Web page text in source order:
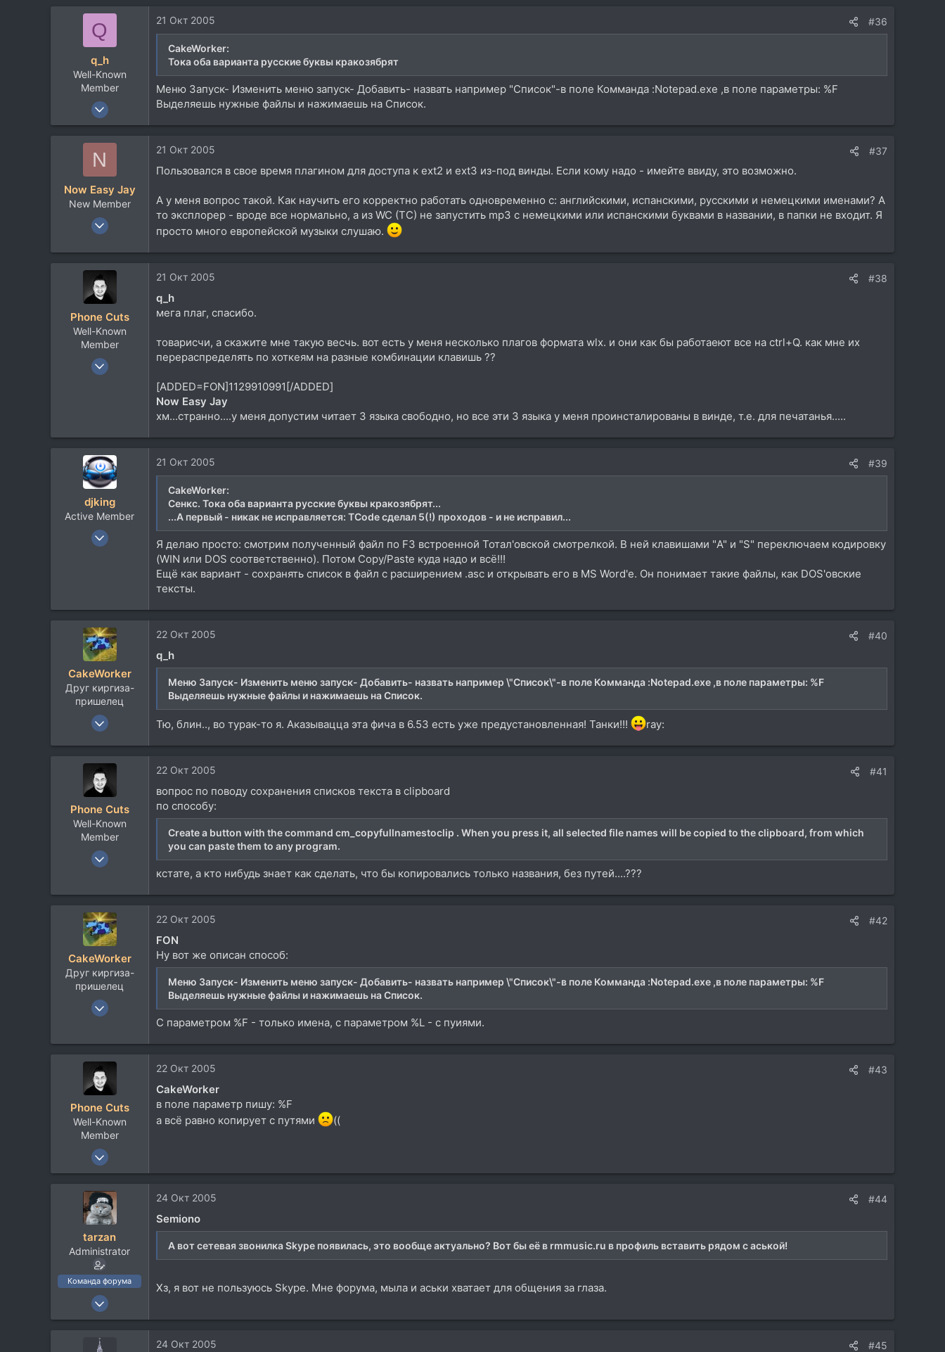
3.515
Москва
Q
q_h
Well-Known
Member
22 Июн 2004
4.189
1.946
21 Окт 2005 #36
CakeWorker:
Тока оба варианта русские буквы кракозябрят
Меню Запуск- Изменить меню запуск- Добавить- назвать например "Список"-в поле Комманда :Notepad.exe ,в поле параметры: %F
Выделяешь нужные файлы и нажимаешь на Список.
N
Now Easy Jay
New Member
6 Июн 2005
21 Окт 2005 #37
Пользовался в свое время плагином для доступа к ext2 и ext3 из-под винды. Если кому надо - имейте ввиду, это возможно.
А у меня вопрос такой. Как научить его корректно работать одновременно с: английскими, испанскими, русскими и немецкими именами? А
то эксплорер - вроде все нормально, а из WC (TC) не запустить mp3 с немецкими или испанскими буквами в названии, в папки не входит. Я
просто много европейской музыки слушаю.
Phone Cuts
Well-Known
Member
7 Сен 2004
21 Окт 2005 #38
q_h
мега плаг, спасибо.
товарисчи, а скажите мне такую весчь. вот есть у меня несколько плагов формата wlx. и они как бы работаеют все на ctrl+Q. как мне их
перераспределять по хоткеям на разные комбинации клавишь ??
[ADDED=FON]1129910991[/ADDED]
Now Easy Jay
хм...странно....у меня допустим читает 3 языка свободно, но все эти 3 языка у меня проинсталированы в винде, т.е. для печатанья.....
djking
Active Member
14 Ноя 2002
musportal.com.ua
21 Окт 2005 #39
CakeWorker:
Сенкс. Тока оба варианта русские буквы кракозябрят...
...А первый - никак не исправляется: TCode сделал 5(!) проходов - и не исправил...
Я делаю просто: смотрим полученный файл по F3 встроенной Тотал'овской смотрелкой. В ней клавишами "A" и "S" переключаем кодировку
(WIN или DOS соответственно). Потом Copy/Paste куда надо и всё!!!
Ещё как вариант - сохранять список в файл с расширением .asc и открывать его в MS Word'e. Он понимает такие файлы, как DOS'овские
тексты.
CakeWorker
Друг киргиза-
пришелец
10 Ноя 2002
5.947
Севера
22 Окт 2005 #40
q_h
Меню Запуск- Изменить меню запуск- Добавить- назвать например \"Список\"-в поле Комманда :Notepad.exe ,в поле параметры: %F
Выделяешь нужные файлы и нажимаешь на Список.
Тю, блин.., во турак-то я. Аказывацца эта фича в 6.53 есть уже предустановленная! Танки!!! ray:
Phone Cuts
Well-Known
Member
7 Сен 2004
113
22 Окт 2005 #41
вопрос по поводу сохранения списков текста в clipboard
по способу:
Create a button with the command cm_copyfullnamestoclip . When you press it, all selected file names will be copied to the clipboard, from which
you can paste them to any program.
кстате, а кто нибудь знает как сделать, что бы копировались только названия, без путей....???
CakeWorker
Друг киргиза-
пришелец
10 Ноя 2002
113
Севера
22 Окт 2005 #42
FON
Ну вот же описан способ:
Меню Запуск- Изменить меню запуск- Добавить- назвать например \"Список\"-в поле Комманда :Notepad.exe ,в поле параметры: %F
Выделяешь нужные файлы и нажимаешь на Список.
С параметром %F - только имена, с параметром %L - с пуиями.
Phone Cuts
Well-Known
Member
7 Сен 2004
22 Окт 2005 #43
CakeWorker
в поле параметр пишу: %F
а всё равно копирует с путями
((
tarzan
Administrator
Команда форума
10 Ноя 2002
24 Окт 2005 #44
Semiono
А вот сетевая звонилка Skype появилась, это вообще актуально? Вот бы её в rmmusic.ru в профиль вставить рядом с аськой!
Хз, я вот не пользуюсь Skype. Мне форума, мыла и аськи хватает для общения за глаза.
24 Окт 2005 #45